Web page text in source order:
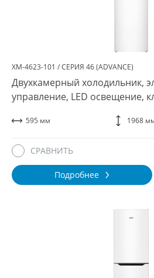
ХМ-4623-101 / СЕРИЯ 46 (ADVANCE)
Двухкамерный холодильник,
управление, LED освещение,
595 мм 1968
Подробнее
СРАВНИТЬ